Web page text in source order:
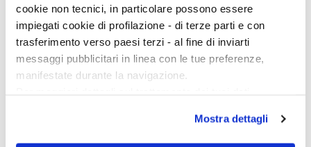
cookie non tecnici, in particolare possono essere
impiegati cookie di profilazione - di terze parti e con
trasferimento verso paesi terzi - al fine di inviarti
messaggi pubblicitari in linea con le tue preferenze,
manifestate durante la navigazione.
scelte privacy sui cookie, ti invitiamo a prendere visione
dell’informativa cookie.
Mostra dettagli
Pasolini. Morire per le idee,Il bel viaggio. Insegnare
letteratura alla Generazione Z eLo scrittore
giovane. Pier Vittorio Tondelli e la nuova narrativa
italiana. Presso Giunti TVP - Treccani ha
pubblicato con Giuseppe Iannaccone una